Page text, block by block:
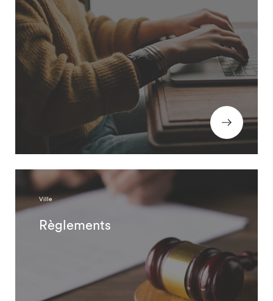
Ville
Règlements